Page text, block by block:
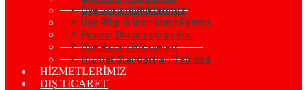
Üye Sorumluluklarımız
Üye Bilgi Güncelleme Formu
İhracat Danışmanına Sor
Üye Başarı Hikayeleri
Hizmet Standartları Tablosu
HİZMETLERİMİZ
DIŞ TİCARET